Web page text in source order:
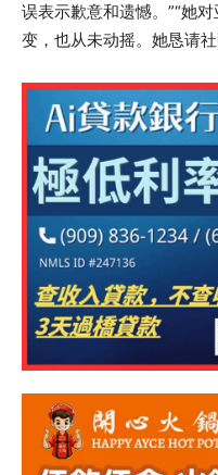
误表示歉意和遗憾。”“她
变，也从未动摇。她恳请